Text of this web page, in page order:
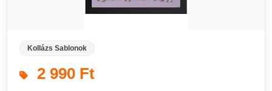
Kollázs Sablonok
2 990 Ft